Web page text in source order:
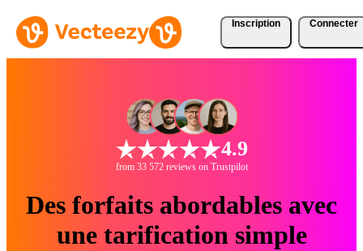
Inscription Connecter
4.9
from 33 572 reviews on Trustpilot
Des forfaits abordables avec
une tarification simple